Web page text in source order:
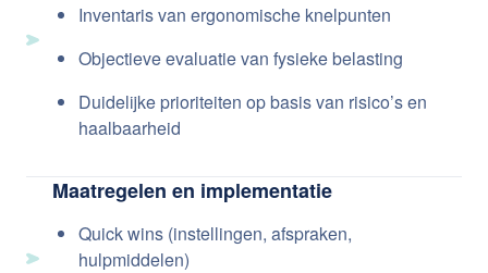
Inventaris van ergonomische knelpunten
Objectieve evaluatie van fysieke belasting
Duidelijke prioriteiten op basis van risico’s en
haalbaarheid
Maatregelen en implementatie
Quick wins (instellingen, afspraken,
hulpmiddelen)